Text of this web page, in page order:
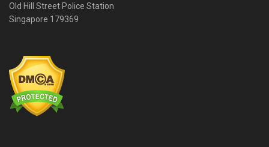
Old Hill Street Police Station
Singapore 179369